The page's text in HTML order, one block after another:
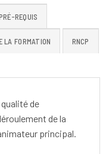
REQUIS
LA FORMATION RNCP
de
de la
principal.